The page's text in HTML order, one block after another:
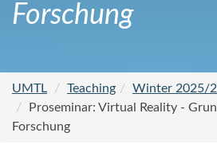
Forschung
UMTL Teaching
Winter 2025/
Proseminar: Virtual Reality -
Forschung